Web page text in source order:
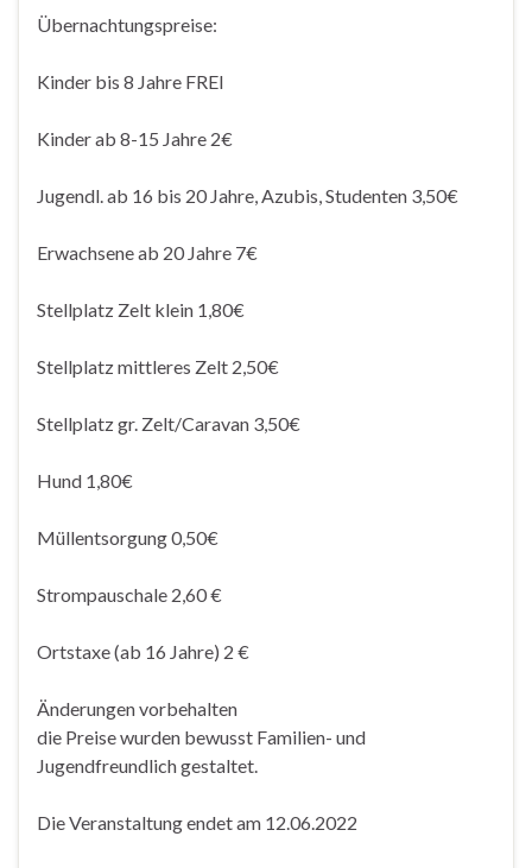
Übernachtungspreise:
Kinder bis 8 Jahre FREI
Kinder ab 8-15 Jahre 2€
Jugendl. ab 16 bis 20 Jahre, Azubis, Studenten 3,50€
Erwachsene ab 20 Jahre 7€
Stellplatz Zelt klein 1,80€
Stellplatz mittleres Zelt 2,50€
Stellplatz gr. Zelt/Caravan 3,50€
Hund 1,80€
Müllentsorgung 0,50€
Strompauschale 2,60 €
Ortstaxe (ab 16 Jahre) 2 €
Änderungen vorbehalten
die Preise wurden bewusst Familien- und
Jugendfreundlich gestaltet.
Die Veranstaltung endet am 12.06.2022